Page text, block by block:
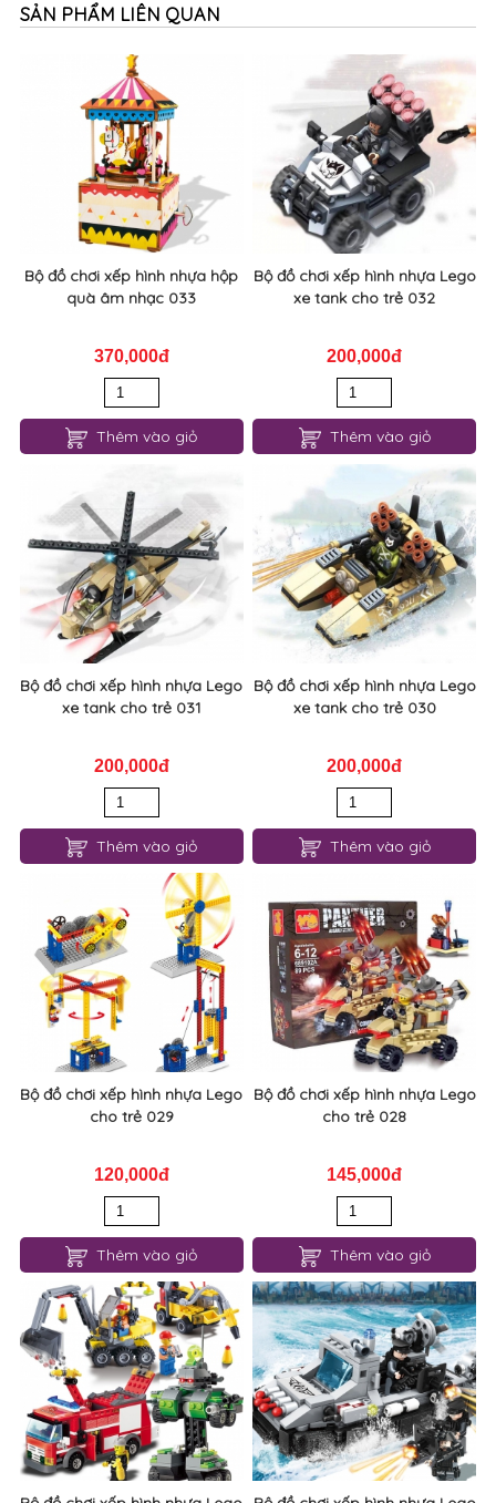
SẢN PHẨM LIÊN QUAN
Bộ đồ chơi xếp hình nhựa hộp
quà âm nhạc 033
370,000đ
Thêm vào giỏ
Bộ đồ chơi xếp hình nhựa Lego
xe tank cho trẻ 032
200,000đ
Thêm vào giỏ
Bộ đồ chơi xếp hình nhựa Lego
xe tank cho trẻ 031
200,000đ
Thêm vào giỏ
Bộ đồ chơi xếp hình nhựa Lego
xe tank cho trẻ 030
200,000đ
Thêm vào giỏ
Bộ đồ chơi xếp hình nhựa Lego
cho trẻ 029
120,000đ
Thêm vào giỏ
Bộ đồ chơi xếp hình nhựa Lego
cho trẻ 028
145,000đ
Thêm vào giỏ